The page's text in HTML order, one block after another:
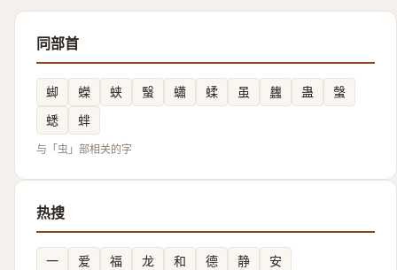
同部首
䖼 蠑 蛱 䗟 蠨 蝚 虽 蠿 蛊
螜
蟋
蝆
与「虫」部相关的字
热搜
一 爱 福 龙 和 德 静 安